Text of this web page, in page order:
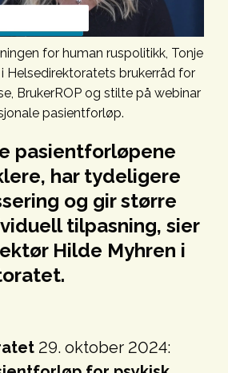
for human ruspolitikk, Tonje
i Helsedirektoratets brukerråd for
BrukerROP og stilte på webinar
pasientforløp.
pasientforløpene
har tydeligere
og gir større
tilpasning, sier
Hilde Myhren i
29. oktober 2024: